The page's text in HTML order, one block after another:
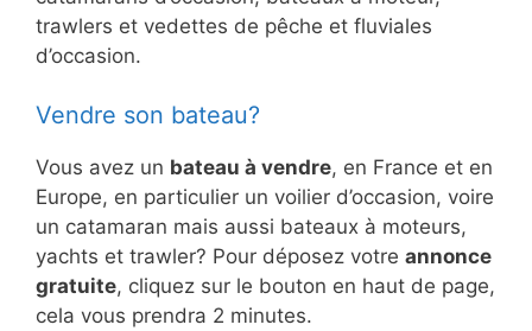
trawlers et vedettes de pêche et fluviales
d’occasion.
Vendre son bateau?
Vous avez un bateau à vendre, en France et en
Europe, en particulier un voilier d’occasion, voire
un catamaran mais aussi bateaux à moteurs,
yachts et trawler? Pour déposez votre annonce
gratuite, cliquez sur le bouton en haut de page,
cela vous prendra 2 minutes.